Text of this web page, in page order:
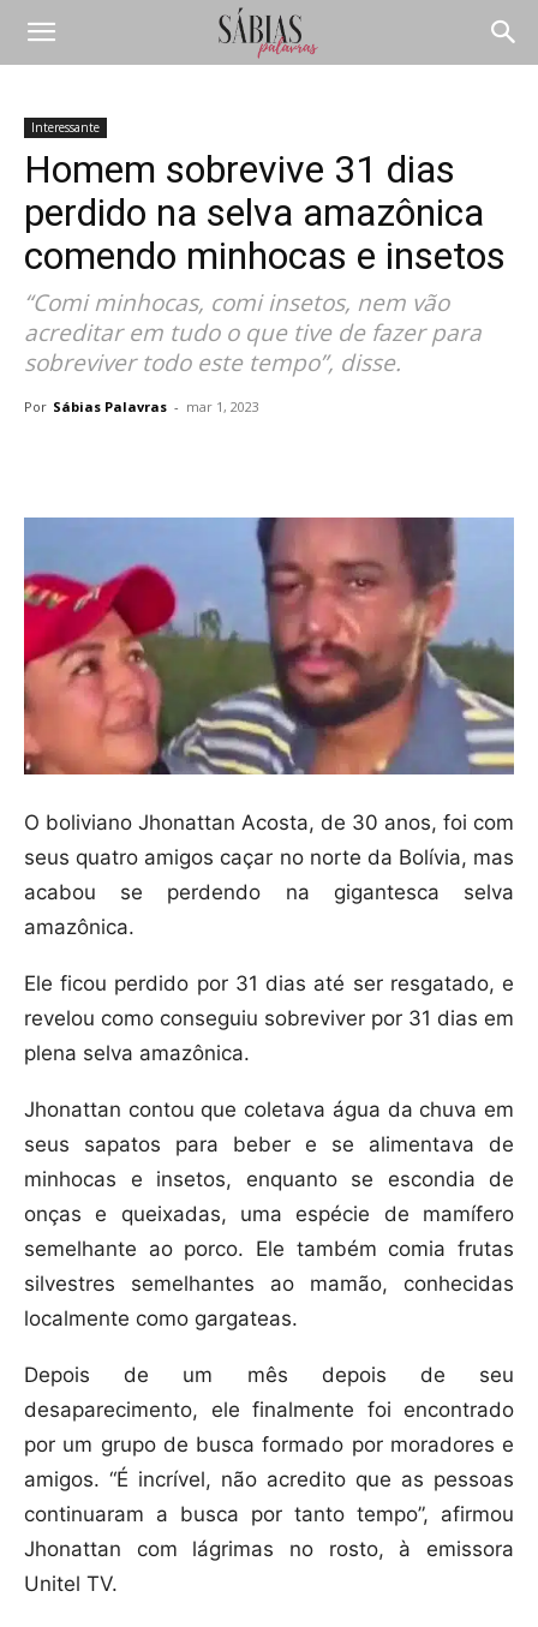
Interessante
Homem sobrevive 31 dias
perdido na selva amazônica
comendo minhocas e insetos
“Comi minhocas, comi insetos, nem vão
acreditar em tudo o que tive de fazer para
sobreviver todo este tempo”, disse.
Por Sábias Palavras - mar 1, 2023
O boliviano Jhonattan Acosta, de 30 anos, foi com
seus quatro amigos caçar no norte da Bolívia, mas
acabou se perdendo na gigantesca selva
amazônica.
Ele ficou perdido por 31 dias até ser resgatado, e
revelou como conseguiu sobreviver por 31 dias em
plena selva amazônica.
Jhonattan contou que coletava água da chuva em
seus sapatos para beber e se alimentava de
minhocas e insetos, enquanto se escondia de
onças e queixadas, uma espécie de mamífero
semelhante ao porco. Ele também comia frutas
silvestres semelhantes ao mamão, conhecidas
localmente como gargateas.
Depois de um mês depois de seu
desaparecimento, ele finalmente foi encontrado
por um grupo de busca formado por moradores e
amigos. “É incrível, não acredito que as pessoas
continuaram a busca por tanto tempo”, afirmou
Jhonattan com lágrimas no rosto, à emissora
Unitel TV.